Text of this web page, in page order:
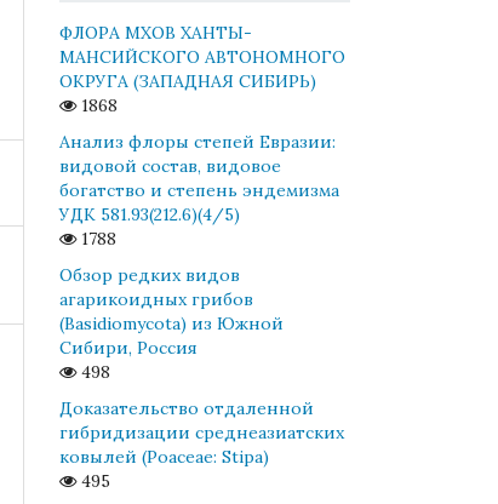
ФЛОРА МХОВ ХАНТЫ-
МАНСИЙСКОГО АВТОНОМНОГО
ОКРУГА (ЗАПАДНАЯ СИБИРЬ)
1868
Анализ флоры степей Евразии:
видовой состав, видовое
богатство и степень эндемизма
УДК 581.93(212.6)(4/5)
1788
Обзор редких видов
агарикоидных грибов
(Basidiomycota) из Южной
Сибири, Россия
498
Доказательство отдаленной
гибридизации среднеазиатских
ковылей (Poaceae: Stipa)
495